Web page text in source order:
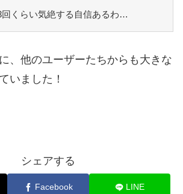
くらい気絶する自信あるわ…
、他のユーザーたちからも大きな
いました！
シェアする
Facebook LINE